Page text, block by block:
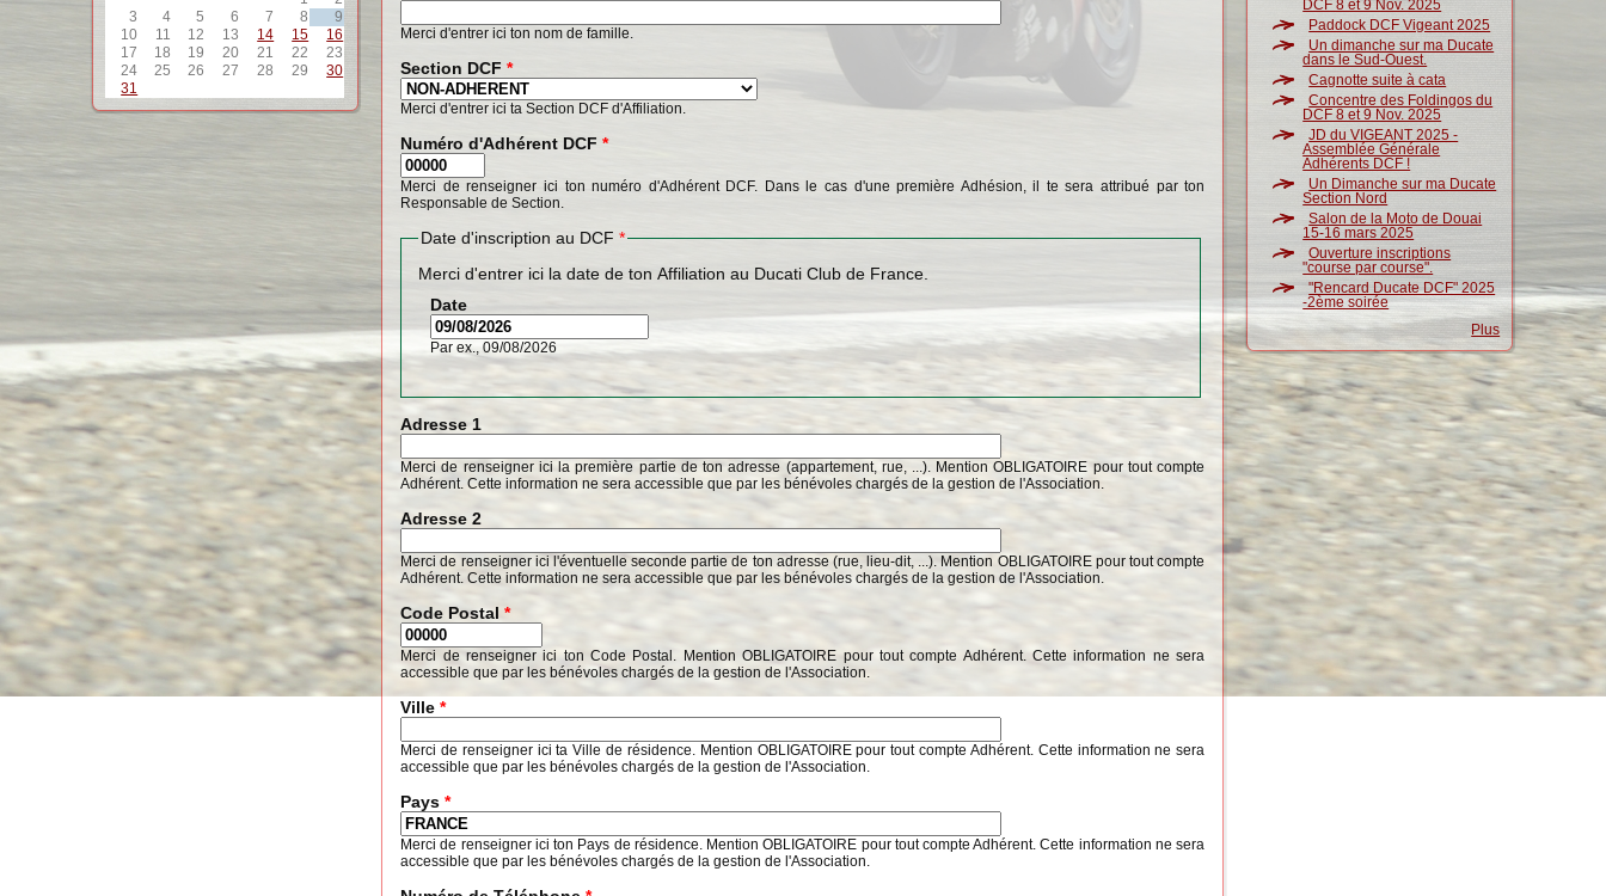
3
4 5 6 7 8
9
10
11 12 13 14 15
16
17
18 19 20 21 22
23
24
25 26 27 28 29
30
31
Merci d'entrer ici ton nom de famille.
Section DCF*
Merci d'entrer ici ta Section DCF d'Affiliation.
Numéro d'Adhérent DCF*
Merci de renseigner ici ton numéro d'Adhérent DCF. Dans le cas d'une première Adhésion, il te sera attribué par ton
Responsable de Section.
Date d'inscription au DCF*
Merci d'entrer ici la date de ton Affiliation au Ducati Club de France.
Date
Par ex., 09/08/2026
Adresse 1
Merci de renseigner ici la première partie de ton adresse (appartement, rue, ...). Mention OBLIGATOIRE pour tout compte
Adhérent. Cette information ne sera accessible que par les bénévoles chargés de la gestion de l'Association.
Adresse 2
Merci de renseigner ici l'éventuelle seconde partie de ton adresse (rue, lieu-dit, ...). Mention OBLIGATOIRE pour tout compte
Adhérent. Cette information ne sera accessible que par les bénévoles chargés de la gestion de l'Association.
Code Postal*
Merci de renseigner ici ton Code Postal. Mention OBLIGATOIRE pour tout compte Adhérent. Cette information ne sera
accessible que par les bénévoles chargés de la gestion de l'Association.
Ville*
Merci de renseigner ici ta Ville de résidence. Mention OBLIGATOIRE pour tout compte Adhérent. Cette information ne sera
accessible que par les bénévoles chargés de la gestion de l'Association.
Pays*
Merci de renseigner ici ton Pays de résidence. Mention OBLIGATOIRE pour tout compte Adhérent. Cette information ne sera
accessible que par les bénévoles chargés de la gestion de l'Association.
DCF 8 et 9 Nov. 2025
Paddock DCF Vigeant 2025
Un dimanche sur ma Ducate
dans le Sud-Ouest.
Cagnotte suite à cata
Concentre des Foldingos du
DCF 8 et 9 Nov. 2025
JD du VIGEANT 2025 -
Assemblée Générale
Adhérents DCF !
Un Dimanche sur ma Ducate
Section Nord
Salon de la Moto de Douai
15-16 mars 2025
Ouverture inscriptions
"course par course".
"Rencard Ducate DCF" 2025
-2ème soirée
Plus